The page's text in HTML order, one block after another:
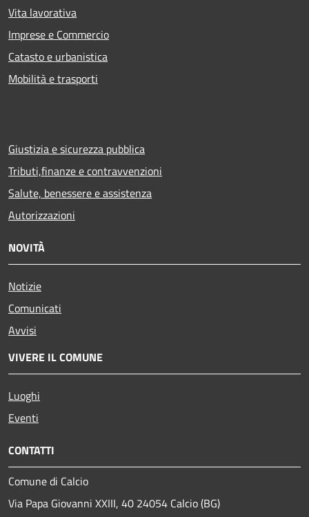
Vita lavorativa
Imprese e Commercio
Catasto e urbanistica
Mobilità e trasporti
Giustizia e sicurezza pubblica
Tributi,finanze e contravvenzioni
Salute, benessere e assistenza
Autorizzazioni
NOVITÀ
Notizie
Comunicati
Avvisi
VIVERE IL COMUNE
Luoghi
Eventi
CONTATTI
Comune di Calcio
Via Papa Giovanni XXIII, 40 24054 Calcio (BG)